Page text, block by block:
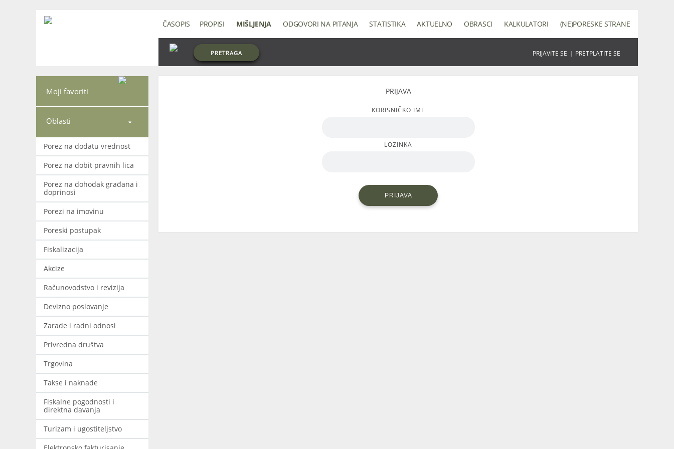
PRETRAGA PRIJAVITE SE | PRETPLATITE SE
ČASOPIS PROPISI MIŠLJENJA ODGOVORI NA PITANJA STATISTIKA AKTUELNO OBRASCI KALKULATORI (NE)PORESKE STRANE
Moji favoriti
Oblasti 
Porez na dodatu vrednost
Porez na dobit pravnih lica
Porez na dohodak građana i
doprinosi
Porezi na imovinu
Poreski postupak
Fiskalizacija
Akcize
Računovodstvo i revizija
Devizno poslovanje
Zarade i radni odnosi
Privredna društva
Trgovina
Takse i naknade
Fiskalne pogodnosti i
direktna davanja
Turizam i ugostiteljstvo
PRIJAVA
KORISNIČKO IME
LOZINKA